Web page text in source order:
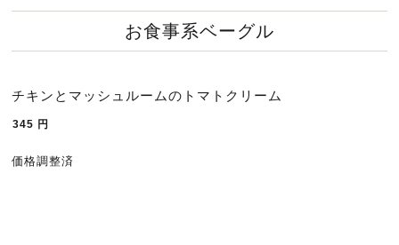
お食事系ベーグル
チキンとマッシュルームのトマトクリーム
345 円
価格調整済